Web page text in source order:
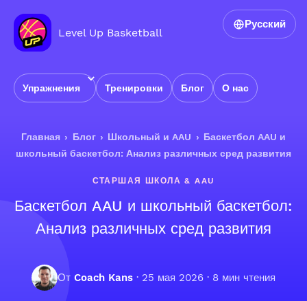
Level Up Basketball
Упражнения Тренировки Блог О нас
Русский
Главная › Блог › Школьный и AAU › Баскетбол AAU и
школьный баскетбол: Анализ различных сред развития
СТАРШАЯ ШКОЛА & AAU
Баскетбол AAU и школьный баскетбол:
Анализ различных сред развития
От Coach Kans · 25 мая 2026 · 8 мин чтения